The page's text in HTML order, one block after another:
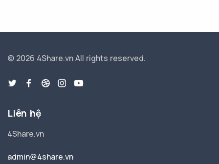
© 2026 4Share.vnAll rights reserved.
Liên hệ
4Share.vn
admin@4share.vn